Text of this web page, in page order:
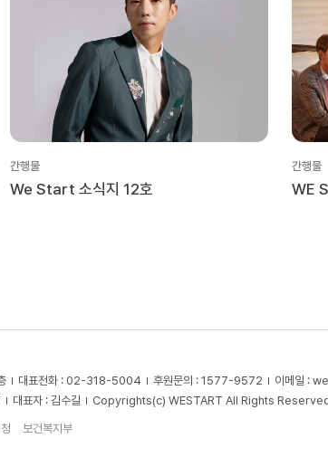
간행물
We Start 소식지 12호
간행물
WE
대표전화 : 02-318-5004 후원문의 : 1577-9572 이메일 :
대표자 : 김수길 Copyrights(c) WESTART All Rights
보건복지부